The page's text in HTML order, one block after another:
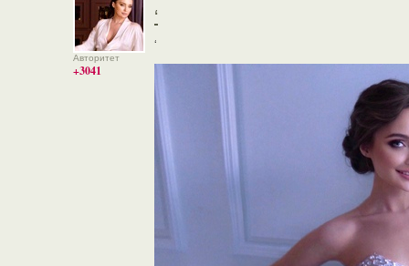
Авторитет
+3041
‘
‘